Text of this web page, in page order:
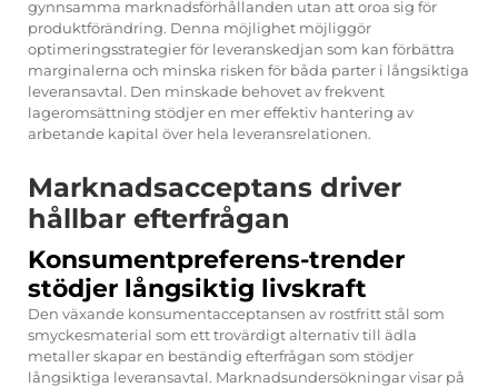
gynnsamma marknadsförhållanden utan att oroa sig för
produktförändring. Denna möjlighet möjliggör
optimeringsstrategier för leveranskedjan som kan förbättra
marginalerna och minska risken för båda parter i långsiktiga
leveransavtal. Den minskade behovet av frekvent
lageromsättning stödjer en mer effektiv hantering av
arbetande kapital över hela leveransrelationen.
Marknadsacceptans driver
hållbar efterfrågan
Konsumentpreferens-trender
stödjer långsiktig livskraft
Den växande konsumentacceptansen av rostfritt stål som
smyckesmaterial som ett trovärdigt alternativ till ädla
metaller skapar en beständig efterfrågan som stödjer
långsiktiga leveransavtal. Marknadsundersökningar visar på